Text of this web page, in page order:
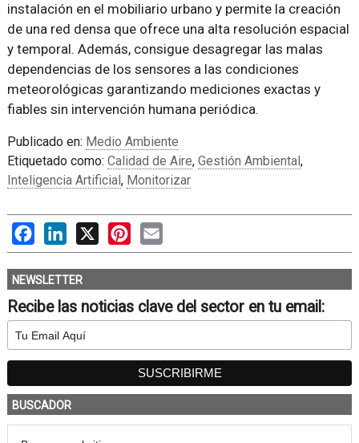
instalación en el mobiliario urbano y permite la creación
de una red densa que ofrece una alta resolución espacial
y temporal. Además, consigue desagregar las malas
dependencias de los sensores a las condiciones
meteorológicas garantizando mediciones exactas y
fiables sin intervención humana periódica.
Publicado en: Medio Ambiente
Etiquetado como: Calidad de Aire, Gestión Ambiental,
Inteligencia Artificial, Monitorizar
FacebookLinkedIn
X PinterestEmail
NEWSLETTER
Recibe las noticias clave del sector en tu email:
BUSCADOR